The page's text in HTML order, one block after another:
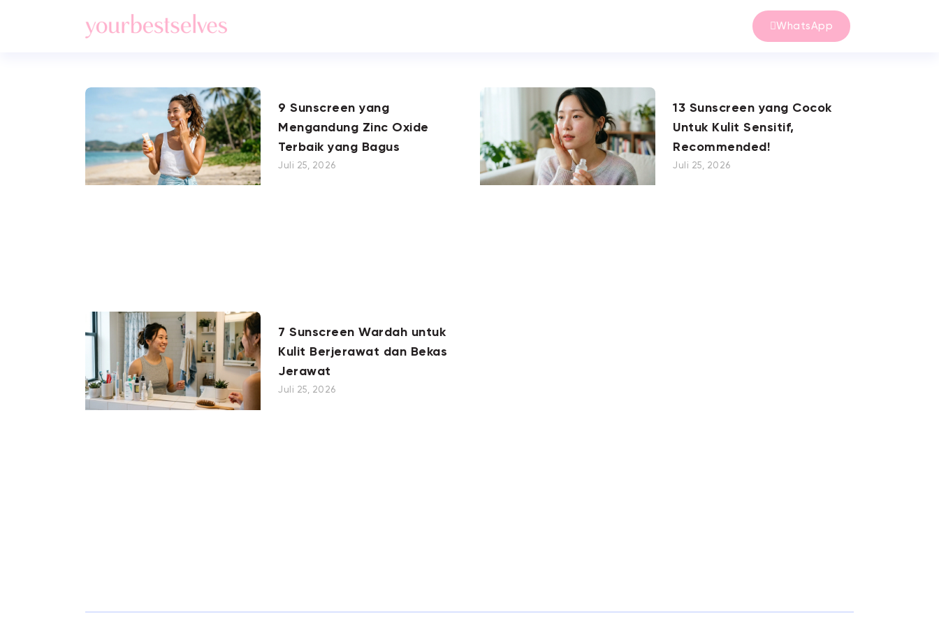
WhatsApp
9 Sunscreen yang
Mengandung Zinc Oxide
Terbaik yang Bagus
Juli 25, 2026
13 Sunscreen yang Cocok
Untuk Kulit Sensitif,
Recommended!
Juli 25, 2026
7 Sunscreen Wardah untuk
Kulit Berjerawat dan Bekas
Jerawat
Juli 25, 2026